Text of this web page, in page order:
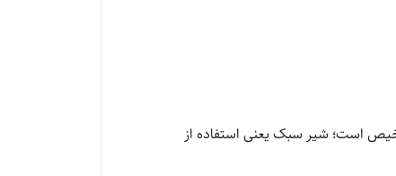
است؛ شیر سبک یعنی استفاده از